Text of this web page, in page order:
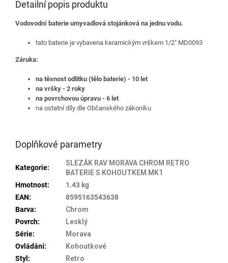
Detailní popis produktu
Vodovodní baterie umyvadlová stojánková na jednu vodu.
tato baterie je vybavena keramickým vrškem 1/2" MD0093
Záruka:
na těsnost odlitku (tělo baterie) - 10 let
na vršky - 2 roky
na povrchovou úpravu - 6 let
na ostatní díly dle Občanského zákoníku
Doplňkové parametry
Kategorie:
SLEZÁK RAV MORAVA CHROM RETRO
BATERIE S KOHOUTKEM MK1
Hmotnost:
1.43 kg
EAN:
8595163543638
Barva:
Chrom
Povrch:
Lesklý
Série:
Morava
Ovládání:
Kohoutkové
Styl :
Retro